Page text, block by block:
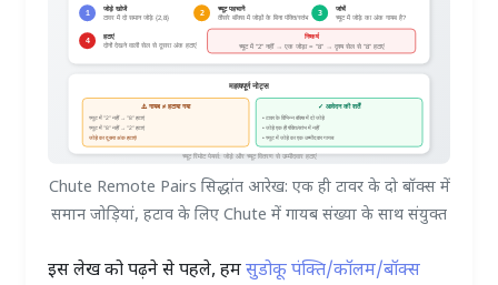
Chute Remote Pairs सिद्धांत आरेख: एक ही टावर के दो बॉक्स में
समान जोड़ियां, हटाव के लिए Chute में गायब संख्या के साथ संयुक्त
इस लेख को पढ़ने से पहले, हमसुडोकू पंक्ति/कॉलम/बॉक्स